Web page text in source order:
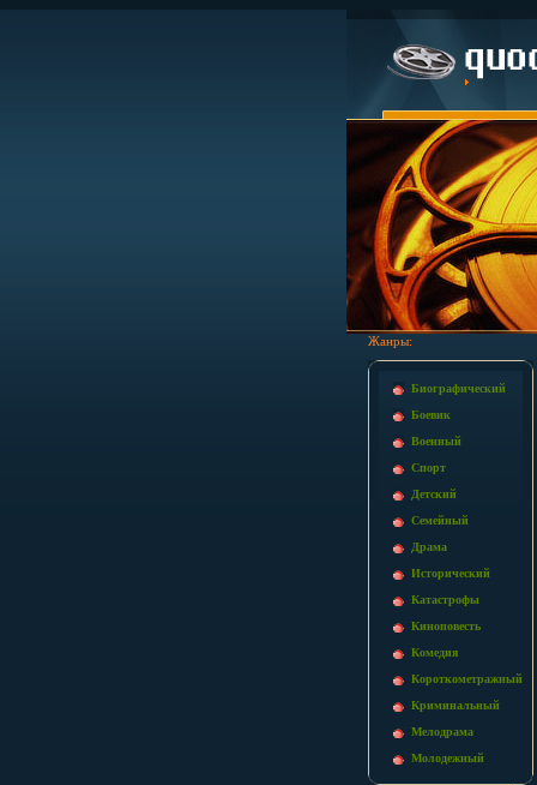
Жанры:
Биографический
Боевик
Военный
Спорт
Детский
Семейный
Драма
Исторический
Катастрофы
Киноповесть
Комедия
Короткометражный
Криминальный
Мелодрама
Молодежный